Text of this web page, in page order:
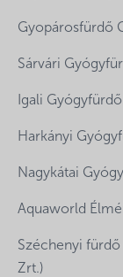
Gyopárosfürdő
Sárvári
Igali Gyógyfürdő
Harkányi
Nagykátai
Aquaworld
Széchenyi
Zrt.)